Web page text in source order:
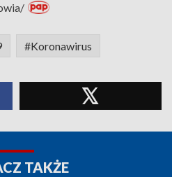
#Koronawirus
TAKŻE